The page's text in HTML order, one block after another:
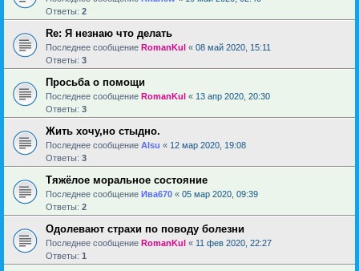
Ответы: 2
Re: Я незнаю что делать
Последнее сообщение RomanKul « 08 май 2020, 15:11
Ответы: 3
Просьба о помощи
Последнее сообщение RomanKul « 13 апр 2020, 20:30
Ответы: 3
Жить хочу,но стыдно.
Последнее сообщение Alsu « 12 мар 2020, 19:08
Ответы: 3
Тяжёлое моральное состояние
Последнее сообщение Ива670 « 05 мар 2020, 09:39
Ответы: 2
Одолевают страхи по поводу болезни
Последнее сообщение RomanKul « 11 фев 2020, 22:27
Ответы: 1